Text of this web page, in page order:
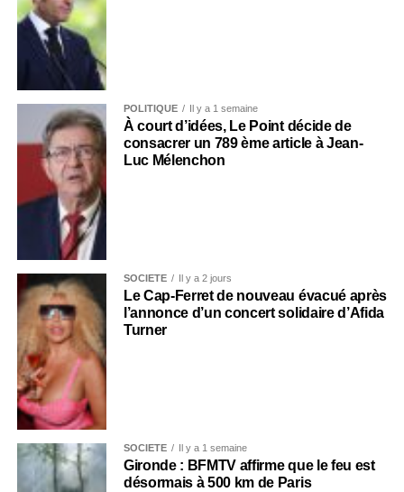
POLITIQUE Il y a 1 semaine
À court d’idées, Le Point décide de
consacrer un 789 ème article à Jean-
Luc Mélenchon
SOCIÉTÉ Il y a 2 jours
Le Cap-Ferret de nouveau évacué après
l’annonce d’un concert solidaire d’Afida
Turner
SOCIÉTÉ Il y a 1 semaine
Gironde : BFMTV affirme que le feu est
désormais à 500 km de Paris